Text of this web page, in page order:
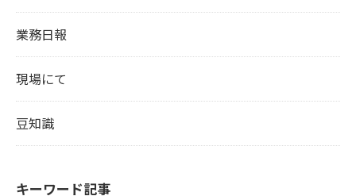
業務日報
現場にて
豆知識
キーワード記事